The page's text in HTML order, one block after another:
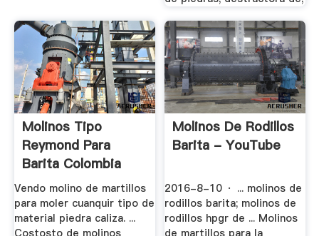
Molinos Tipo
Reymond Para
Barita Colombia
Vendo molino de martillos
para moler cuanquir tipo de
material piedra caliza. ...
Molinos De Rodillos
Barita - YouTube
2016-8-10 · ... molinos de
rodillos barita; molinos de
rodillos hpgr de ... Molinos